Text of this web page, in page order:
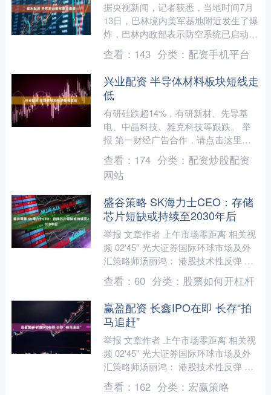
据央视新闻，记者获悉，当地时间7月
13日，巴林境内美军基地附近发生了爆
炸，巴林内政部表示防空系统已启动。
13日凌晨，约旦美军基地发生爆炸，首
都安曼的机场航班已暂....
查看： 143 分类： 配资手机平台
兴业配资 半导体材料板块短线走
低
有研硅跌超14%，有研新材、先导基
电、中晶科技、雅克科技等跟跌。 举
报 第一财经广告合作，请点击这里此
内容为第一财经原创，著作权归第一财
经所有。未经第一财经书面....
查看： 174 分类： 配资炒股配资
网站
盛谷策略 SK海力士CEO：存储
芯片短缺或持续至2030年后
举报 文章作者 上午市场零距离 相关视
频 02'45'' 光大证券国际环球市场及外
汇策略师汤丽鸿： 港股技术性反弹 受
人民币走强与资金回....
查看： 60 分类： 股票如何开杠杆
赢盈配资 长鑫IPO在即 长存“拍
马追赶”
举报 文章作者 上午市场零距离 相关视
频 02'45'' 光大证券国际环球市场及外
汇策略师汤丽鸿： 港股技术性反弹 受
人民币走强与资金回....
查看： 162 分类： 宏赢策略